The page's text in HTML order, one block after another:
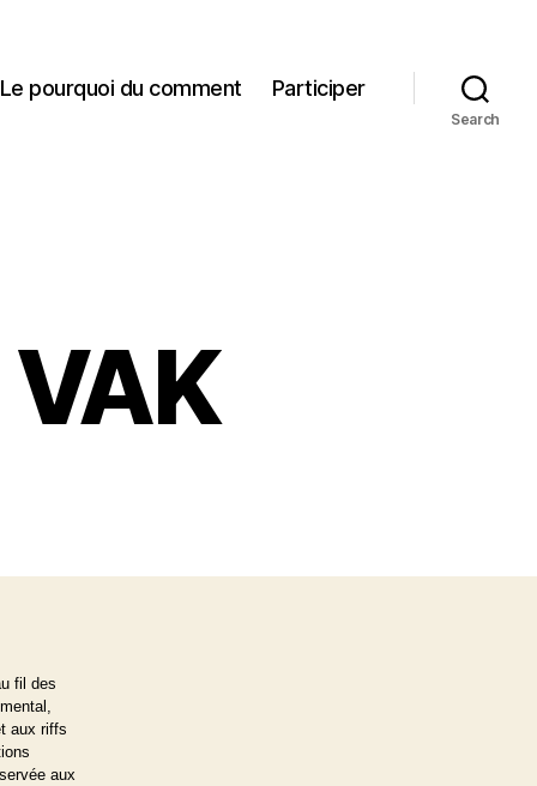
Le pourquoi du comment Participer
Search
fil des
aux riffs
aux